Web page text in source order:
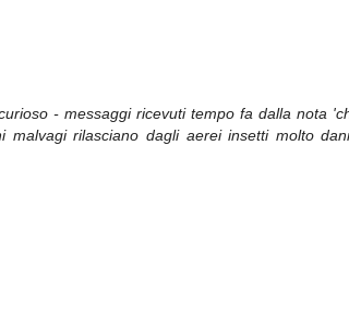
- messaggi ricevuti tempo fa dalla nota
rilasciano dagli aerei insetti molto